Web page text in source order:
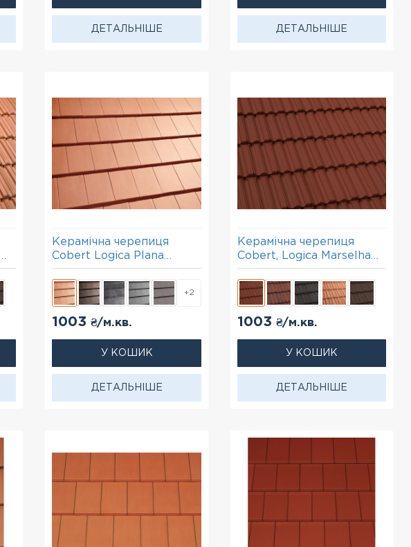
ДЕТАЛЬНІШЕ ДЕТАЛЬНІШЕ
+2
Керамічна черепиця
Cobert Logica Plana
червоний
1003₴/м.кв.
У КОШИК
ДЕТАЛЬНІШЕ
Керамічна черепиця
Cobert, Logica Marselha
мідний
1003 ₴/м.кв.
У КОШИК
ДЕТАЛЬНІШЕ